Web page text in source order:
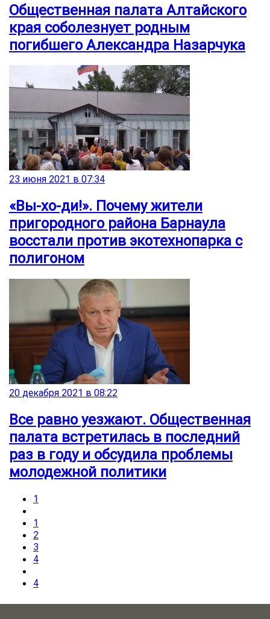
Общественная палата Алтайского
края соболезнует родным
погибшего Александра Назарчука
23 июня 2021 в 07:34
«Вы-хо-ди!». Почему жители
пригородного района Барнаула
восстали против экотехнопарка с
полигоном
20 декабря 2021 в 08:22
Все равно уезжают. Общественная
палата встретилась в последний
раз в году и обсудила проблемы
молодежной политики
1
1
2
3
4
4